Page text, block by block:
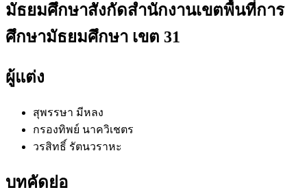
มัธยมศึกษาสังกัดสำนักงานเขตพื้นที่การ
ศึกษามัธยมศึกษา เขต 31
ผู้แต่ง
สุพรรษา มีหลง
กรองทิพย์ นาควิเชตร
วรสิทธิ์ รัตนวราหะ
บทคัดย่อ